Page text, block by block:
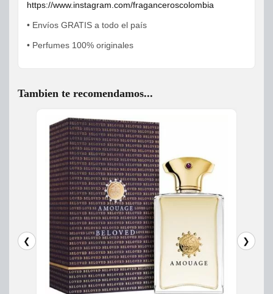
https://www.instagram.com/fraganceroscolombia
• Envíos GRATIS a todo el país
• Perfumes 100% originales
Tambien te recomendamos...
❮ ❯